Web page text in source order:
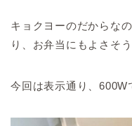
キョクヨーのだからな
り、お弁当にもよさそ
今回は表示通り、600W